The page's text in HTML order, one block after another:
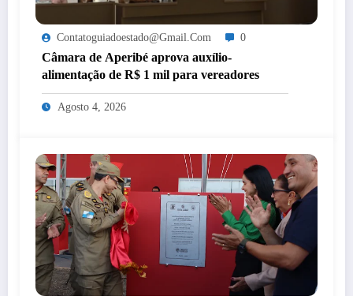
Contatoguiadoestado@gmail.com 0
Câmara de Aperibé aprova auxílio-
alimentação de R$ 1 mil para vereadores
Agosto 4, 2026